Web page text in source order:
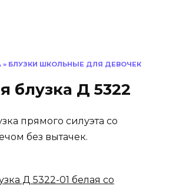
» БЛУЗКИ ШКОЛЬНЫЕ ДЛЯ ДЕВОЧЕК
блузка Д 5322
прямого силуэта со
без вытачек.